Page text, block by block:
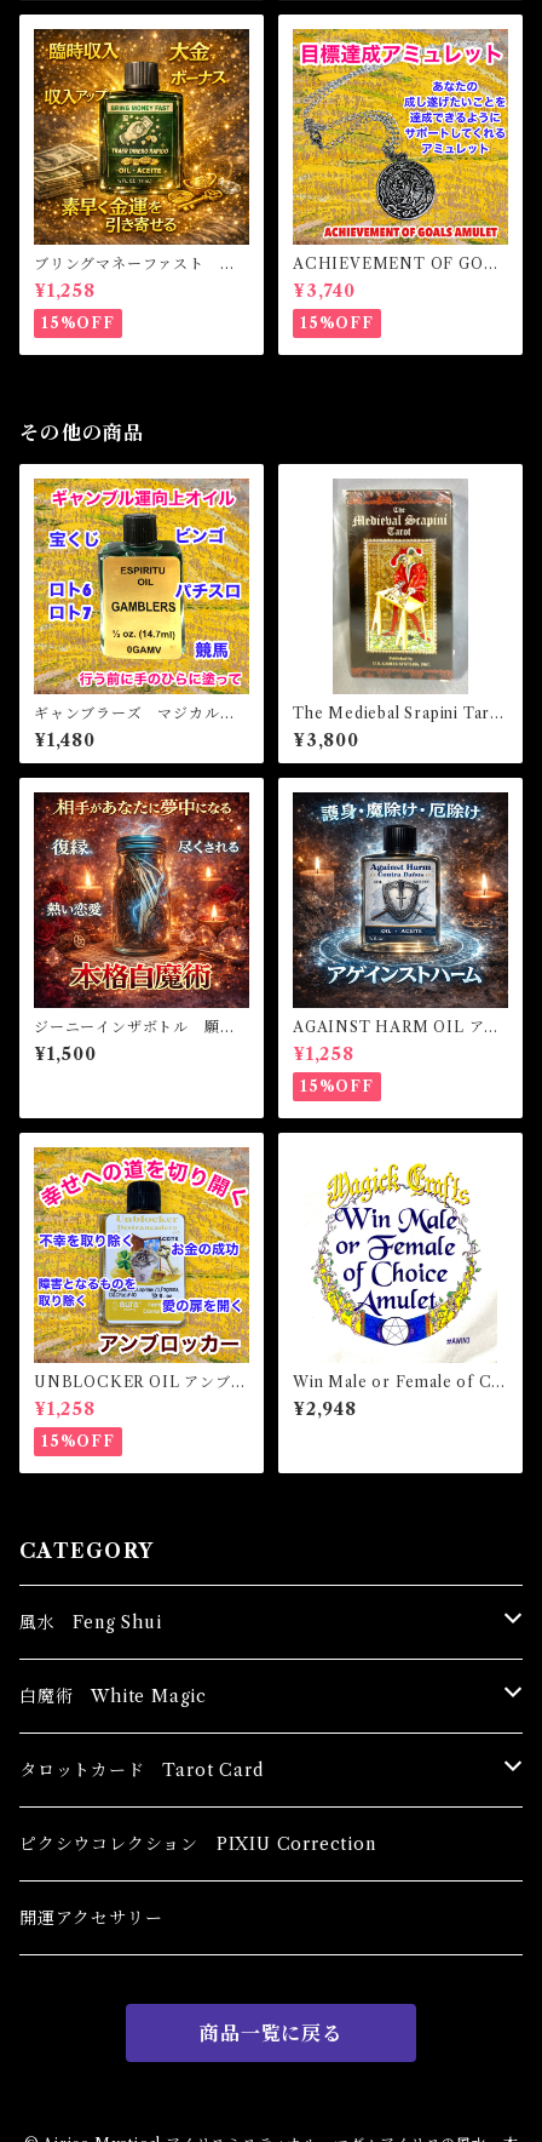
ブリングマネーファスト マ
ジカルオイル・魔女オイル B
RING MONEY FAST Magi
cal Oil
¥1,258
15%OFF
ACHIEVEMENT OF GOAL
S AMULET -あなたを目標達
成へと導くアミュレット-
¥3,740
15%OFF
その他の商品
ギャンブラーズ マジカルオ
イル・魔女 GAMBLERS M
agical Oil
¥1,480
The Mediebal Srapini Tarot
ザ・メディーバルスラピニタ
ロット
¥3,800
ジーニーインザボトル 願望
成就 引き寄せ
¥1,500
AGAINST HARM OIL アゲ
インストハームオイル -厄除
け・魔除け・護身-
¥1,258
15%OFF
UNBLOCKER OIL アンブロ
ッカーオイル -障害となるも
のを取り除く-
¥1,258
15%OFF
Win Male or Female of Ch
oice Amulet ウィンメールオ
アフィメールオブチョイスア
¥2,948
CATEGORY
風水 Feng Shui
ブッダ Buddha
恋愛運
健康運 Health
金運 Money
キーチェーン
金運 Money
白魔術 White Magic
香油 Oils
恋愛 Love
金運 Money
スピリチュアル Spiritual
キャンドル Candles
恋愛 Love
線香 Stick Incense
パウダー Magical Powder
仕事
タロットカード Tarot Card
初心者向け For The Beginners
中級者向け
ピクシウコレクション PIXIU Correction
開運アクセサリー
商品一覧に戻る